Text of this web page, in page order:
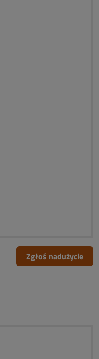
Zgłoś nadużycie